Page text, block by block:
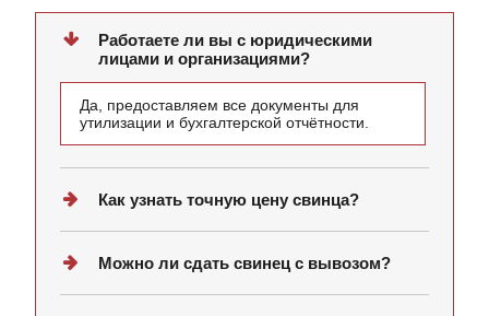
Работаете ли вы с юридическими
лицами и организациями?
Да, предоставляем все документы для
утилизации и бухгалтерской отчётности.
Как узнать точную цену свинца?
Можно ли сдать свинец с вывозом?